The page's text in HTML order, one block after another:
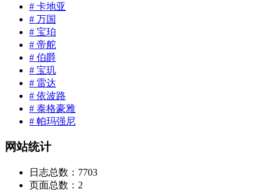
# 卡地亚
# 万国
# 宝珀
# 帝舵
# 伯爵
# 宝玑
# 雷达
# 依波路
# 泰格豪雅
# 帕玛强尼
网站统计
日志总数： 7703
页面总数： 2